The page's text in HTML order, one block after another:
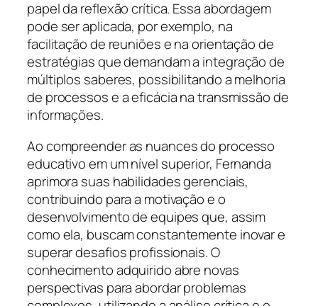
papel da reflexão crítica. Essa abordagem
pode ser aplicada, por exemplo, na
facilitação de reuniões e na orientação de
estratégias que demandam a integração de
múltiplos saberes, possibilitando a melhoria
de processos e a eficácia na transmissão de
informações.
Ao compreender as nuances do processo
educativo em um nível superior, Fernanda
aprimora suas habilidades gerenciais,
contribuindo para a motivação e o
desenvolvimento de equipes que, assim
como ela, buscam constantemente inovar e
superar desafios profissionais. O
conhecimento adquirido abre novas
perspectivas para abordar problemas